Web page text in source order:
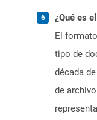
¿Qué es
El
tipo de
década
de